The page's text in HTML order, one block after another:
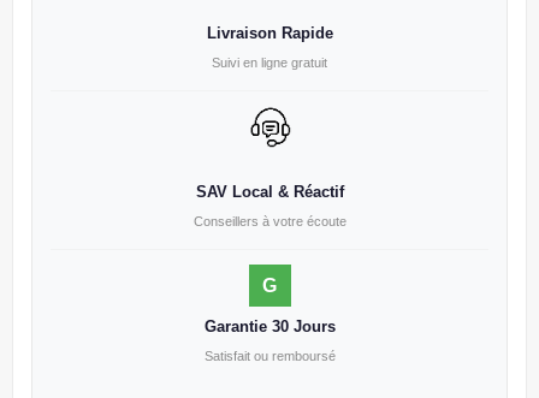
Livraison Rapide
Suivi en ligne gratuit
SAV Local & Réactif
Conseillers à votre écoute
G
Garantie 30 Jours
Satisfait ou remboursé